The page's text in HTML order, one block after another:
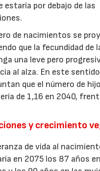
estaría por debajo de las
de nacimientos se
que la fecundidad de
una leve pero
al alza. En este
que el número de
de 1,16 en 2040,
y crecimiento
de vida al
en 2075 los 87 años